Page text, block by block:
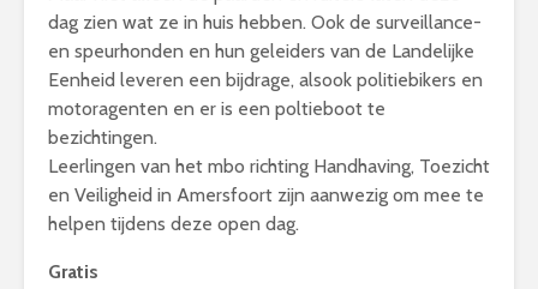
dag zien wat ze in huis hebben. Ook de surveillance-
en speurhonden en hun geleiders van de Landelijke
Eenheid leveren een bijdrage, alsook politiebikers en
motoragenten en er is een poltieboot te
bezichtingen.
Leerlingen van het mbo richting Handhaving, Toezicht
en Veiligheid in Amersfoort zijn aanwezig om mee te
helpen tijdens deze open dag.
Gratis